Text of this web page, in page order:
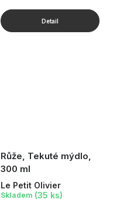
Růže, Tekuté mýdlo,
300 ml
Le Petit Olivier
Skladem (35 ks)